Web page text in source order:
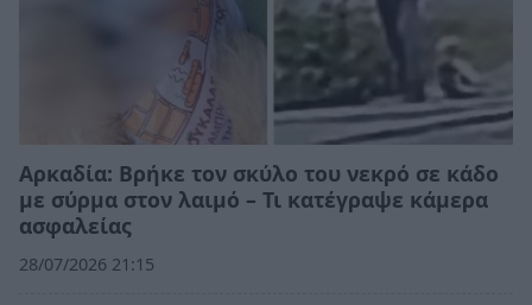
Αρκαδία: Βρήκε τον σκύλο του νεκρό σε κάδο
με σύρμα στον λαιμό – Τι κατέγραψε κάμερα
ασφαλείας
28/07/2026 21:15